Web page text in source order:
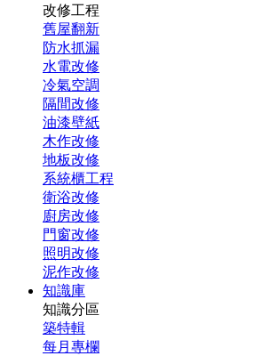
改修工程
舊屋翻新
防水抓漏
水電改修
冷氣空調
隔間改修
油漆壁紙
木作改修
地板改修
系統櫃工程
衛浴改修
廚房改修
門窗改修
照明改修
泥作改修
知識庫
知識分區
築特輯
每月專欄